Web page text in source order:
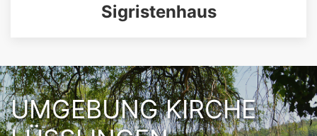
Sigristenhaus
UMGEBUNG KIRCHE